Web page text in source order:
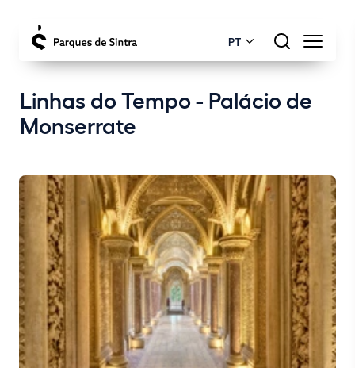
PT
Linhas do Tempo - Palácio de
Monserrate